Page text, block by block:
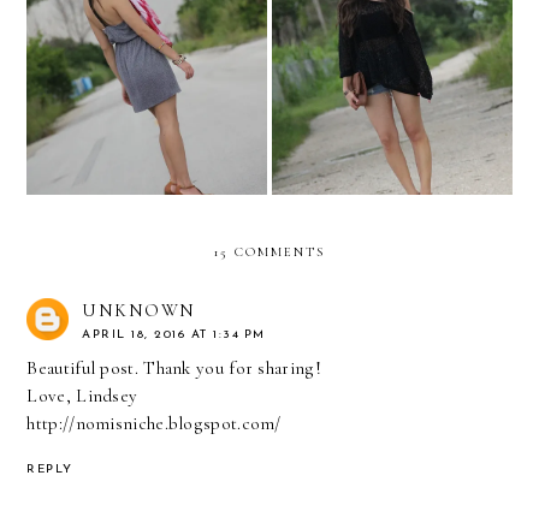
FUROR SERIES: Waiting
for fall
FUROR SERIES: the mesh
top!
15 COMMENTS
UNKNOWN
APRIL 18, 2016 AT 1:34 PM
Beautiful post. Thank you for sharing!
Love, Lindsey
http://nomisniche.blogspot.com/
REPLY